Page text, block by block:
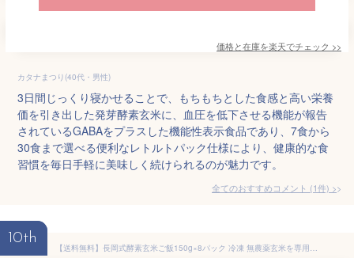
価格と在庫を楽天でチェック >>
カタナまつり(40代・男性)
3日間じっくり寝かせることで、もちもちとした食感と高い栄養
価を引き出した発芽酵素玄米に、血圧を低下させる機能が報告
されているGABAをプラスした機能性表示食品であり、7食から
30食まで選べる便利なレトルトパック仕様により、健康的な食
習慣を毎日手軽に美味しく続けられるのが魅力です。
全てのおすすめコメント (1件) >
10th
【送料無料】長岡式酵素玄米ご飯150g×8パック 冷凍 無農薬玄米を専用圧力釜で炊きあげたもちもち発酵玄米ごはん。栽培期間中農薬,化学肥料不使用の昔ながらの伝統・自然農法で育てた玄米。 玄米ご飯 発酵玄米 冷凍ごはんパック レトルト